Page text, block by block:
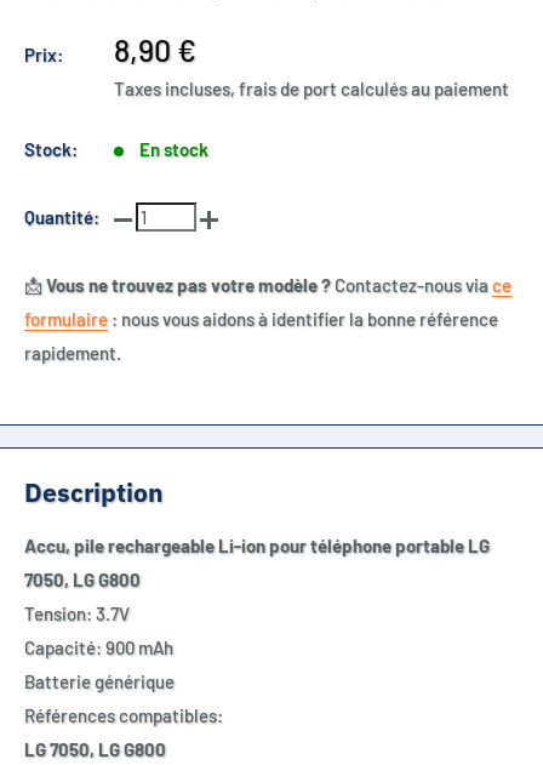
Prix:
Prix
réduit
8,90 €
Taxes incluses, frais de port calculés au paiement
Stock: En stock
Quantité:
📩Vous ne trouvez pas votre modèle ?Contactez-nous viace
formulaire : nous vous aidons à identifier la bonne référence
rapidement.
Description
Accu, pile rechargeable Li-ion pour téléphone portableLG
7050, LG G800
Tension: 3.7V
Capacité: 900 mAh
Batterie générique
Références compatibles:
LG 7050, LG G800